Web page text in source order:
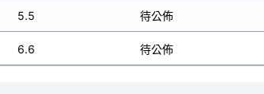
5.5 待公佈
6.6 待公佈